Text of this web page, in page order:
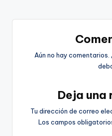
Aún no hay
Deja una
Tu dirección de correo
Los campos